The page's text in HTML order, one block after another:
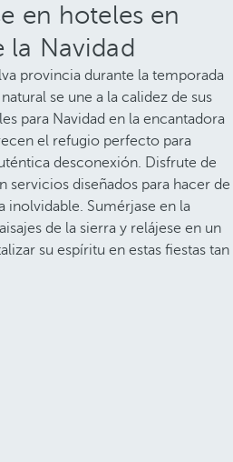
en hoteles en
la Navidad
provincia durante la temporada
se une a la calidez de sus
para Navidad en la encantadora
el refugio perfecto para
desconexión. Disfrute de
servicios diseñados para hacer de
inolvidable. Sumérjase en la
de la sierra y relájese en un
su espíritu en estas fiestas tan